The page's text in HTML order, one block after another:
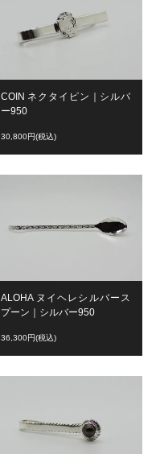
COIN ネクタイピン｜シルバ
ー950
30,800円(税込)
ALOHA ヌイヘレシルバース
プーン｜シルバー950
36,300円(税込)